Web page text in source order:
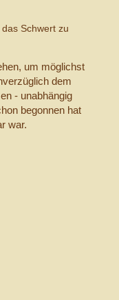
Schwert zu
um möglichst
dem
- unabhängig
begonnen hat
war.